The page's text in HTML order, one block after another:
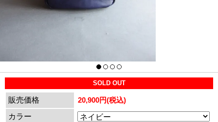
SOLD OUT
販売価格
20,900円(税込)
カラー